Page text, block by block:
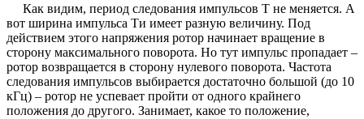
Как видим, период следования импульсов Т не меняется. А
вот ширина импульса Ти имеет разную величину. Под
действием этого напряжения ротор начинает вращение в
сторону максимального поворота. Но тут импульс пропадает –
ротор возвращается в сторону нулевого поворота. Частота
следования импульсов выбирается достаточно большой (до 10
кГц) – ротор не успевает пройти от одного крайнего
положения до другого. Занимает, какое то положение,